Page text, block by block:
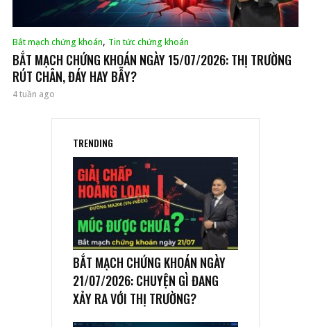
Bắt mạch chứng khoán, Tin tức chứng khoán
BẮT MẠCH CHỨNG KHOÁN NGÀY 15/07/2026: THỊ TRƯỜNG
RÚT CHÂN, ĐÁY HAY BẪY?
4 tuần ago
TRENDING
BẮT MẠCH CHỨNG KHOÁN NGÀY
21/07/2026: CHUYỆN GÌ ĐANG
XẢY RA VỚI THỊ TRƯỜNG?